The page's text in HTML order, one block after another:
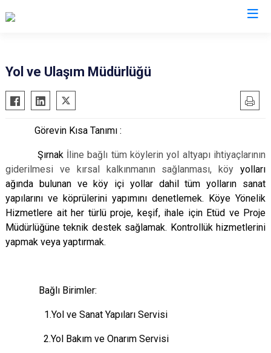
Yol ve Ulaşım Müdürlüğü
Görevin Kısa Tanımı :
Şırnakİline bağlı tüm köylerin yol altyapı ihtiyaçlarının
giderilmesi ve kırsal kalkınmanın sağlanması, köy yolları
ağında bulunan ve köy içi yollar dahil tüm yolların sanat
yapılarını ve köprülerini yapımını denetlemek. Köye Yönelik
Hizmetlere ait her türlü proje, keşif, ihale için Etüd ve Proje
Müdürlüğüne teknik destek sağlamak. Kontrollük hizmetlerini
yapmak veya yaptırmak.
Bağlı Birimler:
1.Yol ve Sanat Yapıları Servisi
2.Yol Bakım ve Onarım Servisi